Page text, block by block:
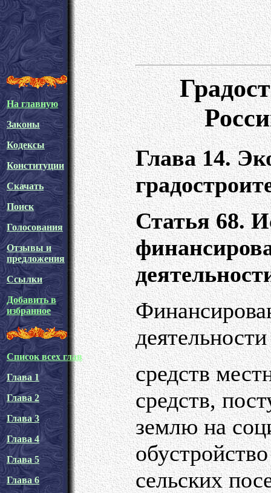
На главную
Законы
Кодексы
Конституции
Скачать
Поиск
Голосования
Отзывы и
предложения
Ссылки
Добавить в
избранное
Список всех глав
Глава 1
Глава 2
Глава 3
Глава 4
Глава 5
Глава 6
Глава 14.
Статья 68.
средств
средств,
землю на
сельских